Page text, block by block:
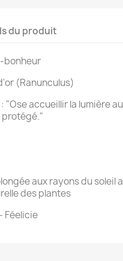
du produit
bonheur
(Ranunculus)
accueillir la lumière
protégé."
aux rayons du soleil
des plantes
Féelicie